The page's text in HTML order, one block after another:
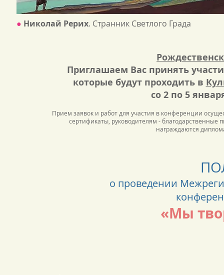
● Николай Рерих. Странник Светлого
Приглашаем Вас принять
которые будут проходить в
со 2 по 5
Прием заявок и работ для участия в конференции
сертификаты, руководителям -
награждаются
о проведении
«Мы